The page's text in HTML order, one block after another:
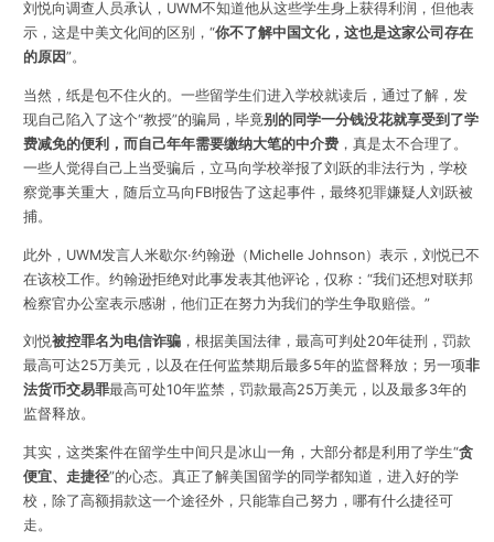
刘悦向调查人员承认，UWM不知道他从这些学生身上获得利润，但他表
示，这是中美文化间的区别，“你不了解中国文化，这也是这家公司存在
的原因”。
当然，纸是包不住火的。一些留学生们进入学校就读后， 通过了解，发
现自己陷入了这个“教授”的骗局，毕竟别的同学一分钱没花就享受到了学
费减免的便利，而自己年年需要缴纳大笔的中介费，真是太不合理了。
一些人觉得自己上当受骗后，立马向学校举报了刘跃的非法行为，学校
察觉事关重大，随后立马向FBI报告了这起事件，最终犯罪嫌疑人刘跃被
捕。
此外，UWM发言人米歇尔·约翰逊（Michelle Johnson）表示，刘悦已不
在该校工作。约翰逊拒绝对此事发表其他评论，仅称：“我们还想对联邦
检察官办公室表示感谢，他们正在努力为我们的学生争取赔偿。”
刘悦被控罪名为电信诈骗，根据美国法律， 最高可判处20年徒刑，罚款
最高可达25万美元， 以及在任何监禁期后最多5年的监督释放；另一项非
法货币交易罪最高可处10年监禁，罚款最高25万美元，以及最多3年的
监督释放。
其实，这类案件在留学生中间只是冰山一角，大部分都是利用了学生“贪
便宜、走捷径”的心态。真正了解美国留学的同学都知道，进入好的学
校，除了高额捐款这一个途径外，只能靠自己努力，哪有什么捷径可
走。